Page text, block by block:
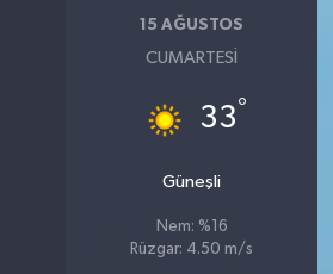
15 AĞUSTOS
CUMARTESI
33°
Güneşli
Nem: %16
Rüzgar: 4.50 m/s